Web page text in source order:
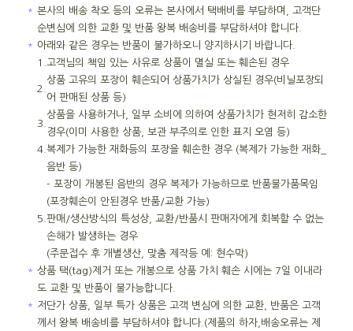
＊ 본사의 배송 착오 등의 오류는 본사에서 택배비를 부담하며, 고객단
순변심에 의한 교환 및 반품 왕복 배송비를 부담하셔야 합니다.
＊ 아래와 같은 경우는 반품이 불가하오니 양지하시기 바랍니다.
1. 고객님의 책임 있는 사유로 상품이 멸실 또는 훼손된 경우
2.
상품 고유의 포장이 훼손되어 상품가치가 상실된 경우(비닐포장되
어 판매된 상품 등)
3.
상품을 사용하거나, 일부 소비에 의하여 상품가치가 현저히 감소한
경우(이미 사용한 상품, 보관 부주의로 인한 표지 오염 등)
4. 복제가 가능한 재화등의 포장을 훼손한 경우 (복제가 가능한 재화_
음반 등)
- 포장이 개봉된 음반의 경우 복제가 가능하므로 반품불가품목임
(포장훼손이 안된경우 반품/교환 가능)
5. 판매/생산방식의 특성상, 교환/반품시 판매자에게 회복할 수 없는
손해가 발생하는 경우
(주문접수 후 개별생산, 맞춤 제작등 예: 현수막)
＊ 상품 택(tag)제거 또는 개봉으로 상품 가치 훼손 시에는 7일 이내라
도 교환 및 반품이 불가능합니다.
＊ 저단가 상품, 일부 특가 상품은 고객 변심에 의한 교환, 반품은 고객
께서 왕복 배송비를 부담하셔야 합니다.(제품의 하자,배송오류는 제